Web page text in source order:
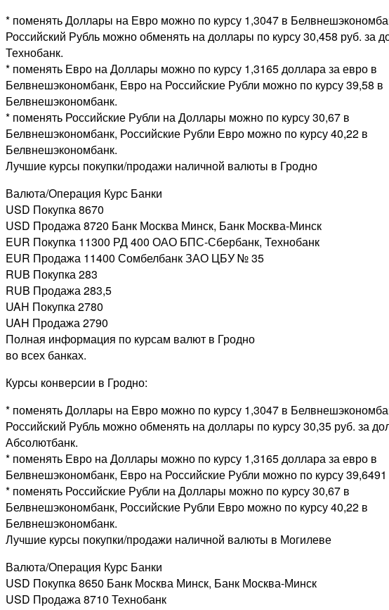
* поменять Доллары на Евро можно по курсу 1,3047 в
Российский Рубль можно обменять на доллары по курсу 30,458 руб. за
Технобанк.
* поменять Евро на Доллары можно по курсу 1,3165 доллара за евро в
Белвнешэкономбанк, Евро на Российские Рубли можно по курсу 39,58 в
Белвнешэкономбанк.
* поменять Российские Рубли на Доллары можно по курсу 30,67 в
Белвнешэкономбанк, Российские Рубли Евро можно по курсу 40,22 в
Белвнешэкономбанк.
Лучшие курсы покупки/продажи наличной валюты в Гродно
Валюта/Операция Курс Банки
USD Покупка 8670
USD Продажа 8720 Банк Москва Минск, Банк Москва-Минск
EUR Покупка 11300 РД 400 ОАО БПС-Сбербанк, Технобанк
EUR Продажа 11400 Сомбелбанк ЗАО ЦБУ № 35
RUB Покупка 283
RUB Продажа 283,5
UAH Покупка 2780
UAH Продажа 2790
Полная информация по курсам валют в Гродно
во всех банках.
Курсы конверсии в Гродно:
* поменять Доллары на Евро можно по курсу 1,3047 в
Российский Рубль можно обменять на доллары по курсу 30,35 руб. за
Абсолютбанк.
* поменять Евро на Доллары можно по курсу 1,3165 доллара за евро в
Белвнешэкономбанк, Евро на Российские Рубли можно по курсу 39,6491
* поменять Российские Рубли на Доллары можно по курсу 30,67 в
Белвнешэкономбанк, Российские Рубли Евро можно по курсу 40,22 в
Белвнешэкономбанк.
Лучшие курсы покупки/продажи наличной валюты в Могилеве
Валюта/Операция Курс Банки
USD Покупка 8650 Банк Москва Минск, Банк Москва-Минск
USD Продажа 8710 Технобанк